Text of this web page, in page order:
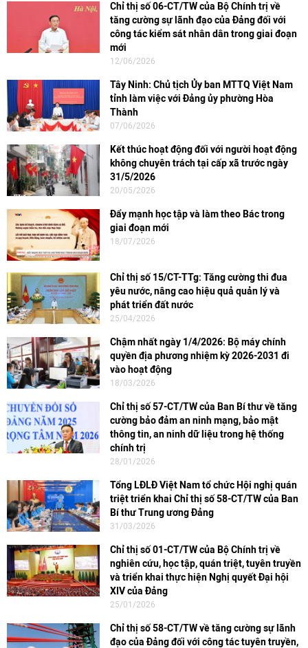
Chỉ thị số 06-CT/TW của Bộ Chính trị về
tăng cường sự lãnh đạo của Đảng đối với
công tác kiểm sát nhân dân trong giai đoạn
mới
12/06/2026
Tây Ninh: Chủ tịch Ủy ban MTTQ Việt Nam
tỉnh làm việc với Đảng ủy phường Hòa
Thành
07/06/2026
Kết thúc hoạt động đối với người hoạt động
không chuyên trách tại cấp xã trước ngày
31/5/2026
20/05/2026
Đẩy mạnh học tập và làm theo Bác trong
giai đoạn mới
18/07/2026
Chỉ thị số 15/CT-TTg: Tăng cường thi đua
yêu nước, nâng cao hiệu quả quản lý và
phát triển đất nước
25/04/2026
Chậm nhất ngày 1/4/2026: Bộ máy chính
quyền địa phương nhiệm kỳ 2026-2031 đi
vào hoạt động
18/03/2026
Chỉ thị số 57-CT/TW của Ban Bí thư về tăng
cường bảo đảm an ninh mạng, bảo mật
thông tin, an ninh dữ liệu trong hệ thống
chính trị
28/01/2026
Tổng LĐLĐ Việt Nam tổ chức Hội nghị quán
triệt triển khai Chỉ thị số 58-CT/TW của Ban
Bí thư Trung ương Đảng
31/03/2026
Chỉ thị số 01-CT/TW của Bộ Chính trị về
nghiên cứu, học tập, quán triệt, tuyên truyền
và triển khai thực hiện Nghị quyết Đại hội
XIV của Đảng
25/01/2026
Chỉ thị số 58-CT/TW về tăng cường sự lãnh
đạo của Đảng đối với công tác tuyên truyền,